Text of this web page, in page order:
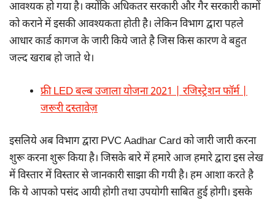
आवश्यक हो गया है। क्योंकि अधिकतर सरकारी और गैर सरकारी कामों
को कराने में इसकी आवश्यकता होती है। लेकिन विभाग द्वारा पहले
आधार कार्ड कागज के जारी किये जाते है जिस किस कारण वे बहुत
जल्द खराब हो जाते थे।
फ्री LED बल्ब उजाला योजना 2021 | रजिस्ट्रेशन फॉर्म |
जरूरी दस्तावेज़
इसलिये अब विभाग द्वारा PVC Aadhar Card को जारी जारी करना
शुरू करना शुरू किया है। जिसके बारे में हमारे आज हमारे द्वारा इस लेख
में विस्तार में विस्तार से जानकारी साझा की गयी है। हम आशा करते है
कि ये आपको पसंद आयी होगी तथा उपयोगी साबित हुई होगी। इसके